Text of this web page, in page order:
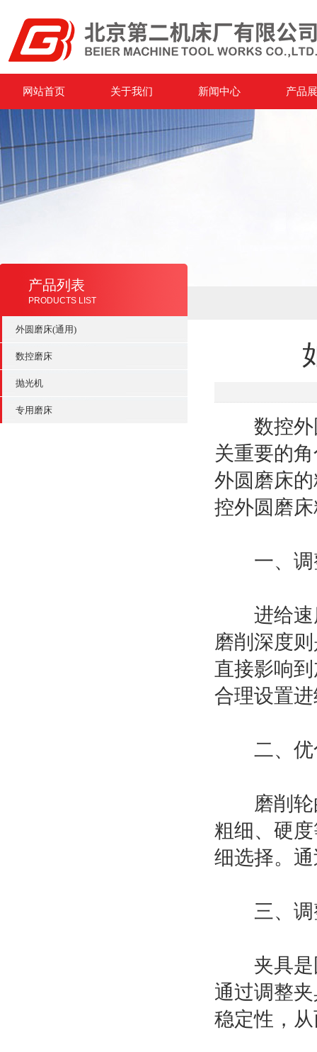
网站首页 关于我们 新闻中心 产品
产品列表
PRODUCTS LIST
外圆磨床(通用)
数控磨床
抛光机
专用磨床
数控外圆
关重要的
外圆磨床
控外圆磨
一、调
进给速度
磨削深度
直接影响
合理设置
二、优
磨削轮的
粗细、硬
细选择。
三、调
夹具是固
通过调整
稳定性，